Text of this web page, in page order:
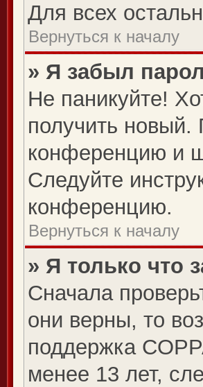
Для всех
Вернуться к началу
» Я забыл
Не паникуйте!
получить новый.
конференцию и
Следуйте
конференцию.
Вернуться к началу
» Я только что
Сначала
они верны, то
поддержка
менее 13 лет,